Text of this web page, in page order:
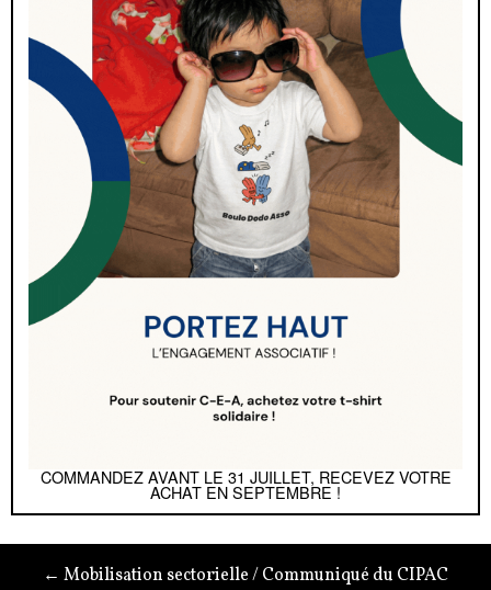
COMMANDEZ AVANT LE 31 JUILLET, RECEVEZ VOTRE
ACHAT EN SEPTEMBRE !
← Mobilisation sectorielle / Communiqué du CIPAC